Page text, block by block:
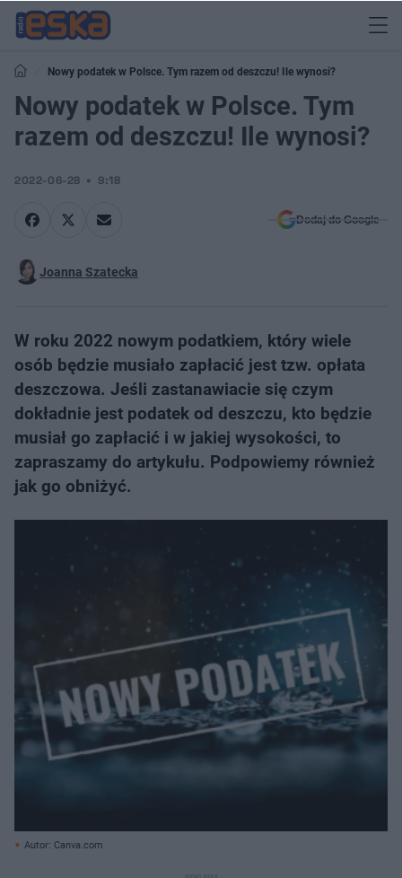
Nowy podatek w Polsce. Tym razem od deszczu! Ile wynosi?
Nowy podatek w Polsce. Tym
razem od deszczu! Ile wynosi?
2022-06-28 9:18
Dodaj do Google
Joanna Szatecka
W roku 2022 nowym podatkiem, który wiele
osób będzie musiało zapłacić jest tzw. opłata
deszczowa. Jeśli zastanawiacie się czym
dokładnie jest podatek od deszczu, kto będzie
musiał go zapłacić i w jakiej wysokości, to
zapraszamy do artykułu. Podpowiemy również
jak go obniżyć.
Autor: Canva.com